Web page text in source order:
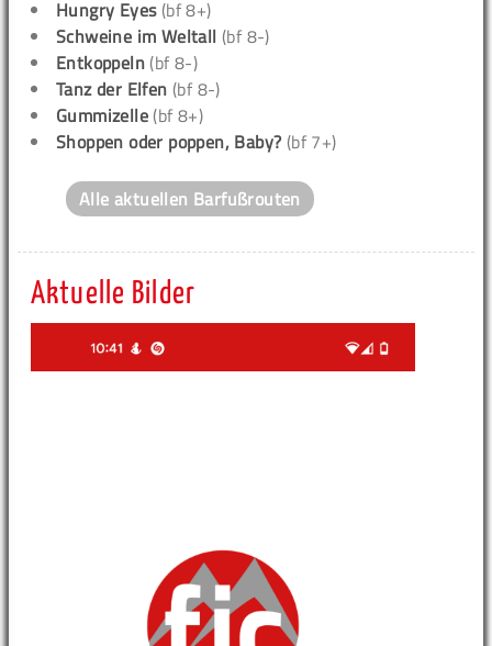
Hungry Eyes(bf 8+)
Schweine im Weltall (bf 8-)
Entkoppeln (bf 8-)
Tanz der Elfen (bf 8-)
Gummizelle (bf 8+)
Shoppen oder poppen, Baby? (bf 7+)
Alle aktuellen Barfußrouten
Aktuelle Bilder